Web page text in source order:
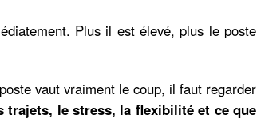
Plus il est élevé, plus le poste
vaut vraiment le coup, il faut regarder
trajets, le stress, la flexibilité et ce que